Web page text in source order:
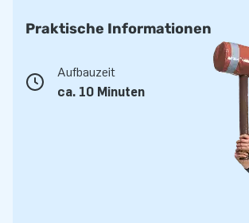
Praktische Informationen
Aufbauzeit
ca. 10 Minuten